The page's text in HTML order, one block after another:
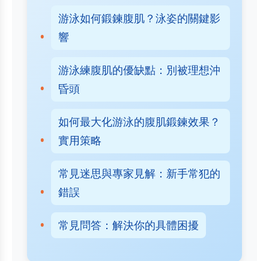
游泳如何鍛鍊腹肌？泳姿的關鍵影
響
游泳練腹肌的優缺點：別被理想沖
昏頭
如何最大化游泳的腹肌鍛鍊效果？
實用策略
常見迷思與專家見解：新手常犯的
錯誤
常見問答：解決你的具體困擾